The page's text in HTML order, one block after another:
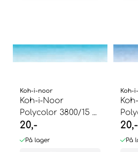
Koh-i-noor
Koh-i-Noor
Polycolor 3800/15 ...
20,-
På lager
Koh-
20,-
På